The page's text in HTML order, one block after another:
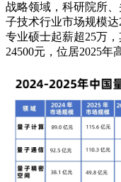
战略领域，科研院所
子技术行业市场规模
专业硕士起薪超25万
24500元，位居2025年